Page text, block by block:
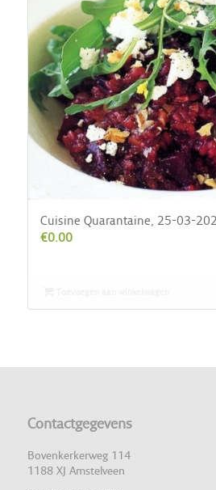
Cuisine Quarantaine, 25-03-
€0.00
Contactgegevens
Bovenkerkerweg 114
1188 XJ Amstelveen